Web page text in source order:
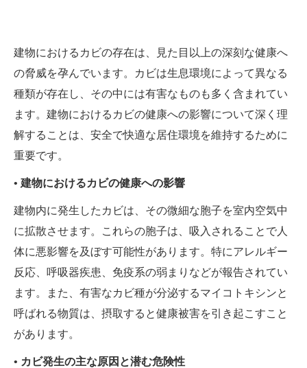
建物におけるカビの存在は、見た目以上の深刻な健康へ
の脅威を孕んでいます。カビは生息環境によって異なる
種類が存在し、その中には有害なものも多く含まれてい
ます。建物におけるカビの健康への影響について深く理
解することは、安全で快適な居住環境を維持するために
重要です。
• 建物におけるカビの健康への影響
建物内に発生したカビは、その微細な胞子を室内空気中
に拡散させます。これらの胞子は、吸入されることで人
体に悪影響を及ぼす可能性があります。特にアレルギー
反応、呼吸器疾患、免疫系の弱まりなどが報告されてい
ます。また、有害なカビ種が分泌するマイコトキシンと
呼ばれる物質は、摂取すると健康被害を引き起こすこと
があります。
• カビ発生の主な原因と潜む危険性